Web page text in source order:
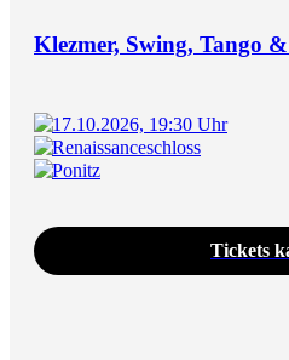
Klezmer, Swing, Tango
17.10.2026, 19:30 Uhr
Renaissanceschloss
Ponitz
Tickets